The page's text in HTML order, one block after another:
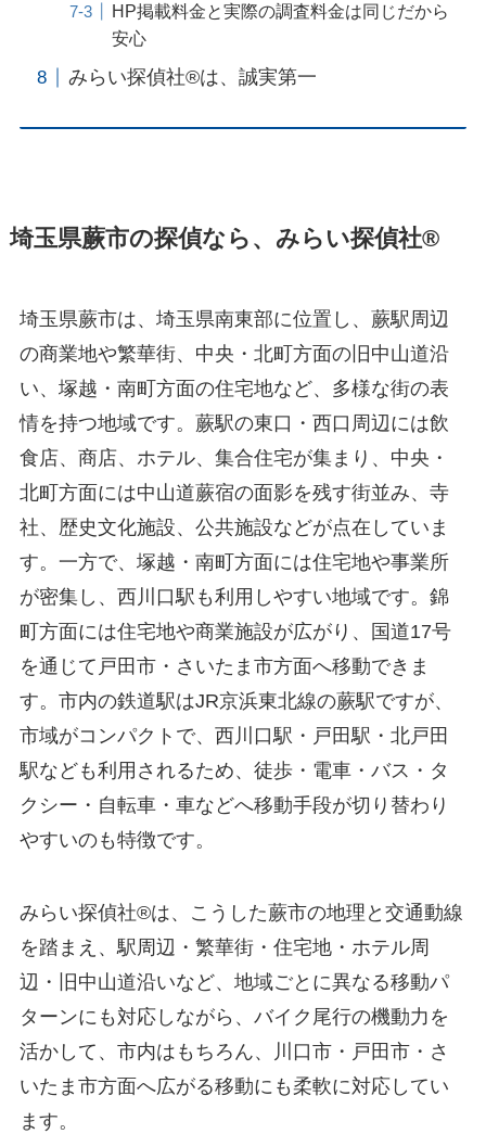
HP掲載料金と実際の調査料金は同じだから
安心
みらい探偵社®︎は、誠実第一
埼玉県蕨市の探偵なら、みらい探偵社®︎
埼玉県蕨市は、埼玉県南東部に位置し、蕨駅周辺
の商業地や繁華街、中央・北町方面の旧中山道沿
い、塚越・南町方面の住宅地など、多様な街の表
情を持つ地域です。蕨駅の東口・西口周辺には飲
食店、商店、ホテル、集合住宅が集まり、中央・
北町方面には中山道蕨宿の面影を残す街並み、寺
社、歴史文化施設、公共施設などが点在していま
す。一方で、塚越・南町方面には住宅地や事業所
が密集し、西川口駅も利用しやすい地域です。錦
町方面には住宅地や商業施設が広がり、国道17号
を通じて戸田市・さいたま市方面へ移動できま
す。市内の鉄道駅はJR京浜東北線の蕨駅ですが、
市域がコンパクトで、西川口駅・戸田駅・北戸田
駅なども利用されるため、徒歩・電車・バス・タ
クシー・自転車・車などへ移動手段が切り替わり
やすいのも特徴です。
みらい探偵社®︎は、こうした蕨市の地理と交通動線
を踏まえ、駅周辺・繁華街・住宅地・ホテル周
辺・旧中山道沿いなど、地域ごとに異なる移動パ
ターンにも対応しながら、バイク尾行の機動力を
活かして、市内はもちろん、川口市・戸田市・さ
いたま市方面へ広がる移動にも柔軟に対応してい
ます。